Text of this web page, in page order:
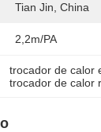
Tian Jin, China
2,2m/PA
trocador de calor
trocador de calor